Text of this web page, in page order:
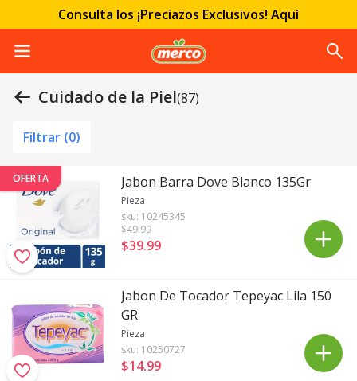
Consulta los ¡Preciazos Exclusivos! Aquí
Cuidado de la Piel(87)
Filtrar (0)
OFERTA Jabon Barra Dove Blanco 135Gr
Pieza
sku: 10245345
$49.99
$39.99
Jabon De Tocador Tepeyac Lila 150
GR
Pieza
sku: 10250727
$14.99